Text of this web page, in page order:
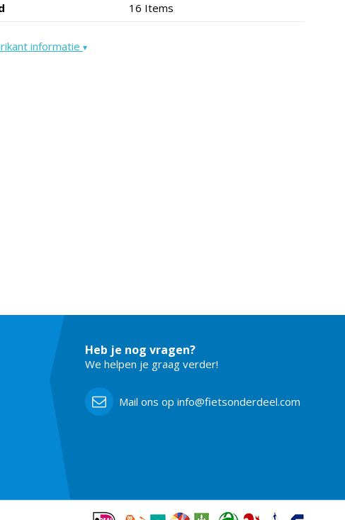
16 Items
informatie ▾
Heb je nog vragen?
We helpen je graag verder!
Mail ons op info@fietsonderdeel.com